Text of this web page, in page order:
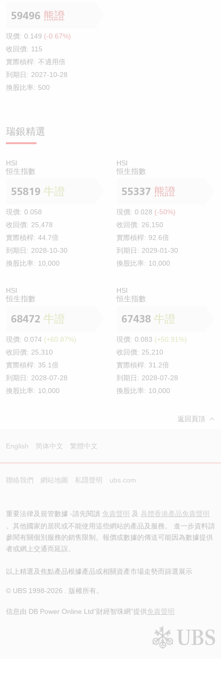
59496 熊證
現價: 0.149 (-0.67%)
收回價: 115
實際槓桿: 不適用倍
到期日: 2027-10-28
換股比率: 500
瑞銀精選
HSI
恒生指數
55819 牛證
現價: 0.058
收回價: 25,478
實際槓桿: 44.7倍
到期日: 2028-10-30
換股比率: 10,000
HSI
恒生指數
55337 熊證
現價: 0.028 (-50%)
收回價: 26,150
實際槓桿: 92.6倍
到期日: 2029-01-30
換股比率: 10,000
HSI
恒生指數
68472 牛證
現價: 0.074 (+60.87%)
收回價: 25,310
實際槓桿: 35.1倍
到期日: 2028-07-28
換股比率: 10,000
HSI
恒生指數
67438 牛證
現價: 0.083 (+50.91%)
收回價: 25,210
實際槓桿: 31.2倍
到期日: 2028-07-28
換股比率: 10,000
返回頁頂
English 简体中文 繁體中文
聯絡我們 網站地圖 私隱聲明 ubs.com
重要法律及規管數據 -請先閱讀 免責聲明 及 具體香港產品免責聲明
。其他國家的居民或不能使用這些網站的產品及服務。 進一步資料請
參閱有關個別服務的銷售限制。報價或數據的傳送可能因為數據提供
者或網上交通而延誤。
以上精選及焦點產品根據產品或相關資產市場走勢而篩選展示
© UBS 1998-2026 . 版權所有。
信息由 DB Power Online Ltd“財經智珠網”提供免責聲明